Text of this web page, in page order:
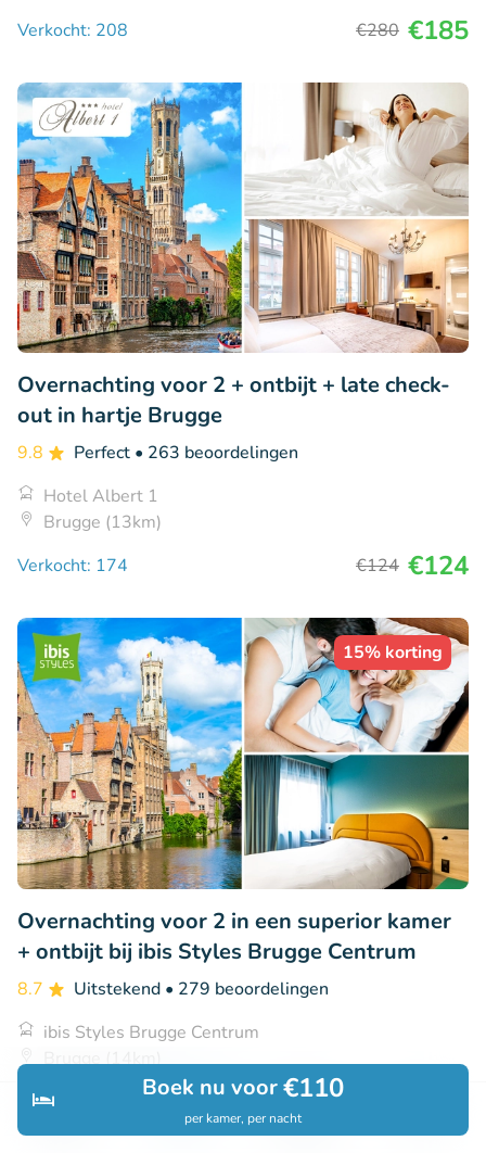
Zoeken Boekingen
Boek nu voor€110
per kamer, per nacht
Verkocht: 208
€280 €185
Overnachting voor 2 + ontbijt + late check-
out in hartje Brugge
9.8 Perfect • 263 beoordelingen
Hotel Albert 1
Brugge (13km)
Verkocht: 174
€124 €124
15% korting
Overnachting voor 2 in een superior kamer
+ ontbijt bij ibis Styles Brugge Centrum
8.7 Uitstekend • 279 beoordelingen
ibis Styles Brugge Centrum
Brugge (14km)
Verkocht: 167